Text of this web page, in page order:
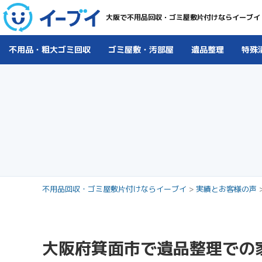
大阪で不用品回収・ゴミ屋敷片付けならイーブ
不用品・粗大ゴミ回収 ゴミ屋敷・汚部屋 遺品整理 特殊
不用品回収・ゴミ屋敷片付けならイーブイ > 実績とお客様の声
大阪府箕面市で遺品整理で